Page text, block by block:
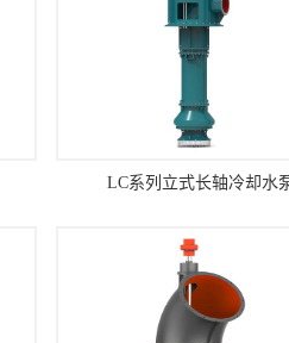
LC系列立式长轴冷却水